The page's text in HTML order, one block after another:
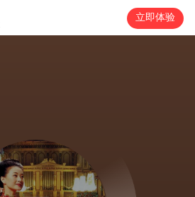
立即体验